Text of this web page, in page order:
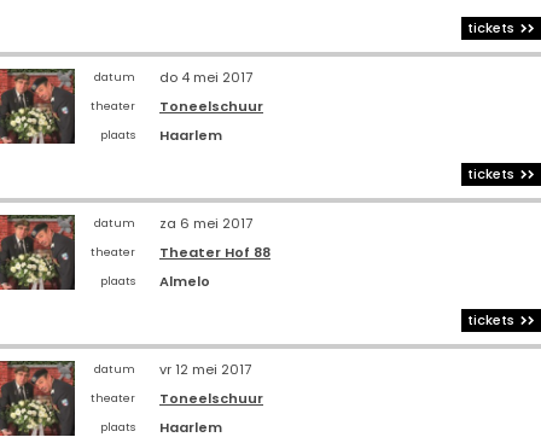
tickets
datum do 4 mei 2017
theater Toneelschuur
plaats
Haarlem
tickets
datum za 6 mei 2017
theater Theater Hof 88
plaats
Almelo
tickets
datum vr 12 mei 2017
theater Toneelschuur
plaats Haarlem